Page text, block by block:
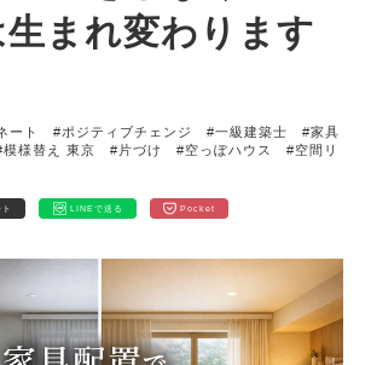
生まれ変わります
ート #ポジティブチェンジ #一級建築士
#家具
模様替え 東京 #片づけ #空っぽハウス
#空間リ
LINEで送る Pocket